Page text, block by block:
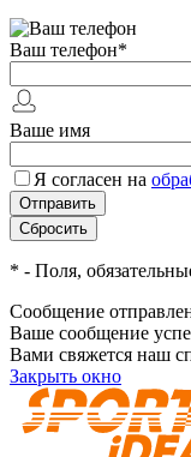
Ваш телефон*
Ваше имя
Я согласен на
* - Поля,
Сообщение
Ваше сообщение
Вами свяжется наш
Закрыть окно